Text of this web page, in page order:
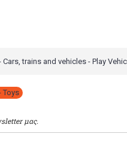
trains and vehicles - Play
Toys
μας.